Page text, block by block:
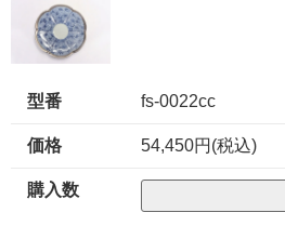
型番 fs-0022cc
価格 54,450円(税込)
購入数